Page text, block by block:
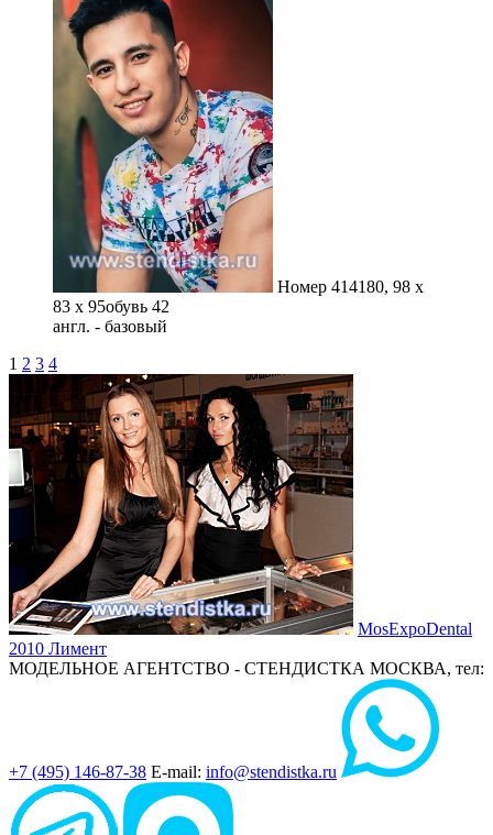
Номер 414180, 98 x
83 x 95обувь 42
англ. - базовый
1 2 3 4
MosExpoDental
2010 Лимент
МОДЕЛЬНОЕ АГЕНТСТВО - СТЕНДИСТКА МОСКВА, тел:
+7 (495) 146-87-38 E-mail: info@stendistka.ru